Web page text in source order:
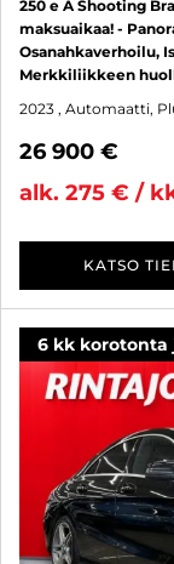
250 e A Shooting
maksuaikaa! -
Osanahkaverhoilu,
Merkkiliikkeen
2023 , Automaatti,
26 900 €
alk. 275 € /
KATSO
6 kk